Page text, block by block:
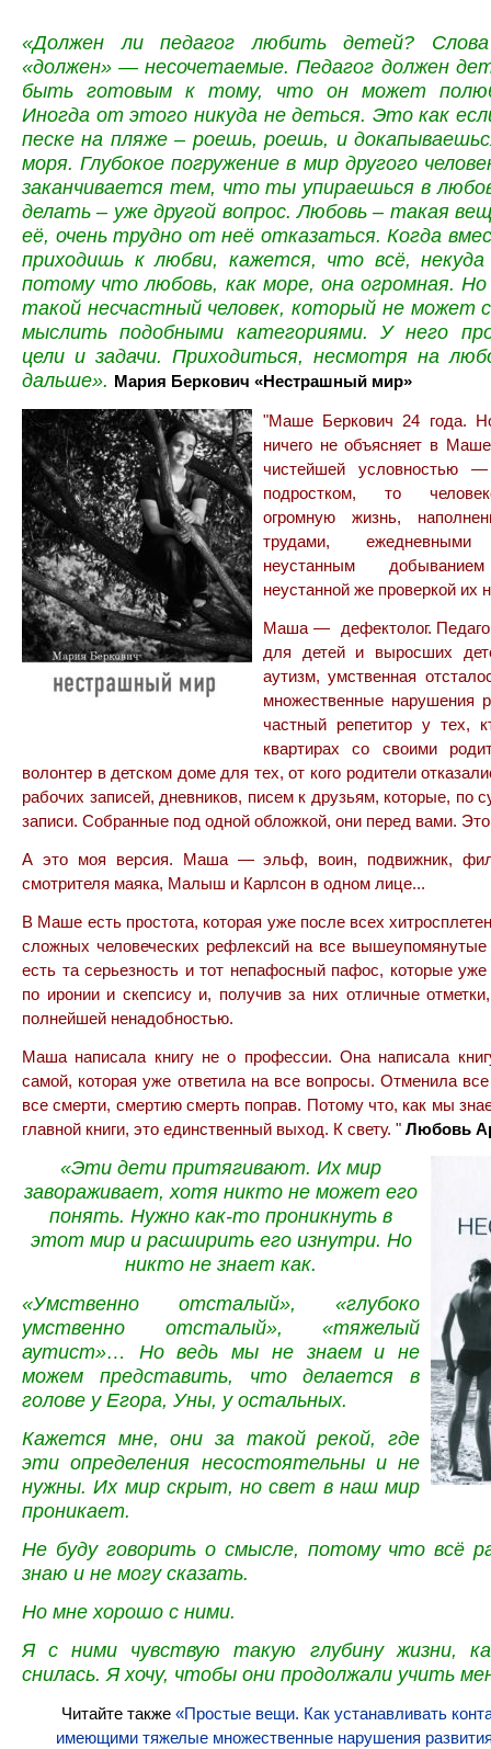
«Должен ли педагог любить детей?
«должен» — несочетаемые. Педагог должен
быть готовым к тому, что он может
Иногда от этого никуда не деться. Это как
песке на пляже – роешь, роешь, и
моря. Глубокое погружение в мир другого
заканчивается тем, что ты упираешься в
делать – уже другой вопрос. Любовь – такая
её, очень трудно от неё отказаться. Когда
приходишь к любви, кажется, что всё,
потому что любовь, как море, она огромная.
такой несчастный человек, который не может
мыслить подобными категориями. У него
цели и задачи. Приходиться, несмотря на
дальше». Мария Беркович «Нестрашный мир»
"Маше Беркович 24 года.
ничего не объясняет в
чистейшей условностью
подростком, то
огромную жизнь,
трудами, ежедневными
неустанным
неустанной же проверкой их
Маша — дефектолог.
для детей и выросших
аутизм, умственная
множественные нарушения
частный репетитор у тех,
квартирах со своими
волонтер в детском доме для тех, от кого родители
рабочих записей, дневников, писем к друзьям, которые, по
записи. Собранные под одной обложкой, они перед вами.
А это моя версия. Маша — эльф, воин, подвижник,
смотрителя маяка, Малыш и Карлсон в одном лице...
В Маше есть простота, которая уже после всех
сложных человеческих рефлексий на все
есть та серьезность и тот непафосный пафос, которые
по иронии и скепсису и, получив за них отличные
полнейшей ненадобностью.
Маша написала книгу не о профессии. Она написала
самой, которая уже ответила на все вопросы. Отменила
все смерти, смертию смерть поправ. Потому что, как мы
главной книги, это единственный выход. К свету. " Любовь
«Эти дети притягивают. Их мир
завораживает, хотя никто не может его
понять. Нужно как-то проникнуть в
этот мир и расширить его изнутри. Но
никто не знает как.
«Умственно отсталый», «глубоко
умственно отсталый», «тяжелый
аутист»… Но ведь мы не знаем и не
можем представить, что делается в
голове у Егора, Уны, у остальных.
Кажется мне, они за такой рекой, где
эти определения несостоятельны и не
нужны.Их мир скрыт, но свет в наш мир
проникает.
Не буду говорить о смысле, потому что всё
знаю и не могу сказать.
Но мне хорошо с ними.
Я с ними чувствую такую глубину жизни,
снилась.Я хочу, чтобы они продолжали учить
Читайте также «Простые вещи. Как устанавливать
имеющими тяжелые множественные нарушения